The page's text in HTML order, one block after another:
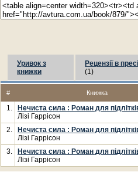
Уривок з
книжки
Рецензії в пресі
(1)
# Книжка
1.
Нечиста сила : Роман для
Лізі Гаррісон
2.
Нечиста сила : Роман для
Лізі Гаррісон
3.
Нечиста сила : Роман для
Лізі Гаррісон